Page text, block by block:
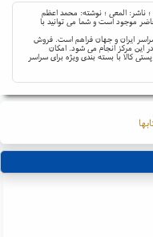
؛ ناشر: المعی ؛ نوشته: محمد اعظم
موجود است و شما می توانید با
سراسر ایران و جهان فراهم است. فروش
این مرکز انجام می شود. امکان
کالا با بسته بندی ویژه برای سراسر